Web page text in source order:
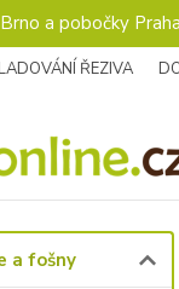
a pobočky
ŘEZIVA
a fošny